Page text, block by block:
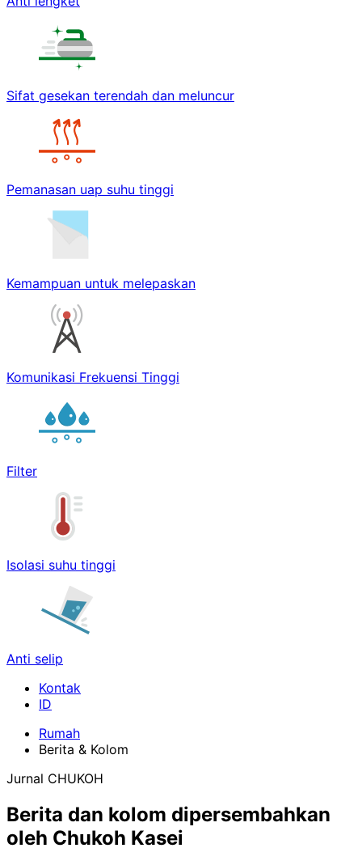
Sifat gesekan terendah dan meluncur
Pemanasan uap suhu tinggi
Kemampuan untuk melepaskan
Komunikasi Frekuensi Tinggi
Filter
Isolasi suhu tinggi
Anti selip
Kontak
Rumah
Berita & Kolom
Jurnal CHUKOH
Berita dan kolom dipersembahkan
oleh Chukoh Kasei